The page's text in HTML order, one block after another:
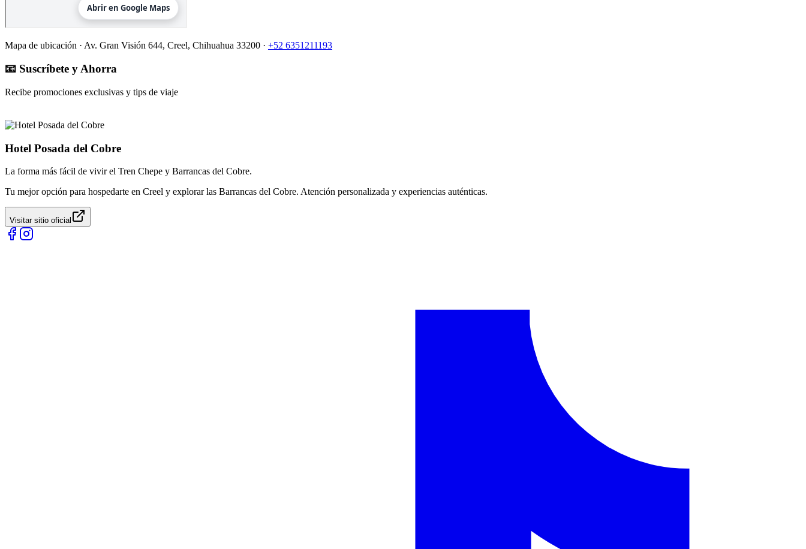
Mapa de ubicación · Av. Gran Visión 644, Creel, Chihuahua 33200 · +52 6351211193
📧 Suscríbete y Ahorra
Recibe promociones exclusivas y tips de viaje
Hotel Posada del Cobre
La forma más fácil de vivir el Tren Chepe y Barrancas del Cobre.
Tu mejor opción para hospedarte en Creel y explorar las Barrancas del Cobre. Atención personalizada y experiencias auténticas.
Visitar sitio oficial